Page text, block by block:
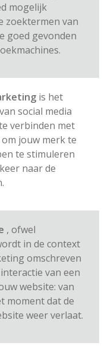
mogelijk
zoektermen van
goed gevonden
is het
social media
verbinden met
jouw merk te
te stimuleren
naar de
, ofwel
in de context
omschreven
van een
website: van
moment dat de
weer verlaat.